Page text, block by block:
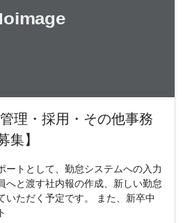
理・採用・その他事務
集】
ートとして、勤怠システムへの入力
へと渡す社内報の作成、新しい勤怠
いただく予定です。 また、新卒中